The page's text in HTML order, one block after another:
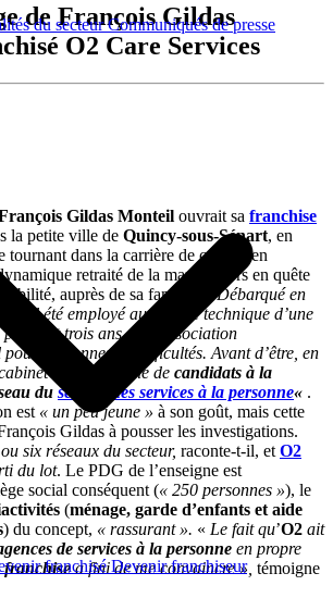
du secteurCommuniqués de presse
franchiséDevenir franchiseur
de François Gildas
O2 Care Services
Gildas Monteil ouvrait sa franchise
la petite ville de Quincy-sous-Sénart, en
tournant dans la carrière de cet ancien
retraité de la marine alors en quête
auprès de sa famille.
« Débarqué en
été employé au service technique d’une
trois ans, une association
pour personnes en difficultés. Avant d’être, en
à la recherche de candidats à la
du secteur des services à la personne« .
est « un peu jeune » à son goût, mais cette
Gildas à pousser les investigations.
six réseaux du secteur, raconte-t-il, et O2
du lot. Le PDG de l’enseigne est
social conséquent (« 250 personnes »), le
(ménage, garde d’enfants et aide
) du concept, « rassurant ». « Le fait qu’O2 ait
de services à la personne en propre
franchisea fini de me convaincre », témoigne